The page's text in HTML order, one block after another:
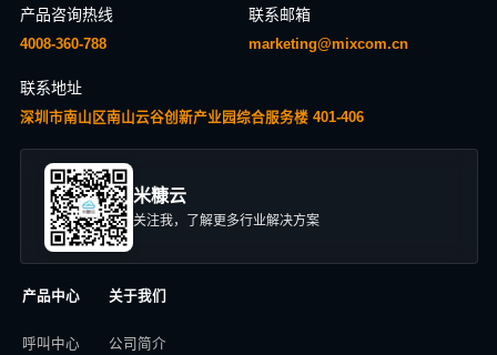
产品咨询热线
4008-360-788
联系邮箱
marketing@mixcom.cn
联系地址
深圳市南山区南山云谷创新产业园综合服务楼 401-406
米糠云
关注我，了解更多行业解决方案
产品中心
呼叫中心
关于我们
公司简介